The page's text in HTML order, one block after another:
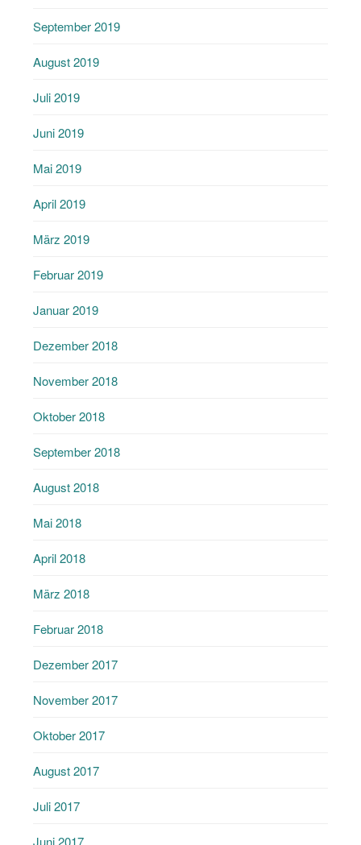
September 2019
August 2019
Juli 2019
Juni 2019
Mai 2019
April 2019
März 2019
Februar 2019
Januar 2019
Dezember 2018
November 2018
Oktober 2018
September 2018
August 2018
Mai 2018
April 2018
März 2018
Februar 2018
Dezember 2017
November 2017
Oktober 2017
August 2017
Juli 2017
Juni 2017